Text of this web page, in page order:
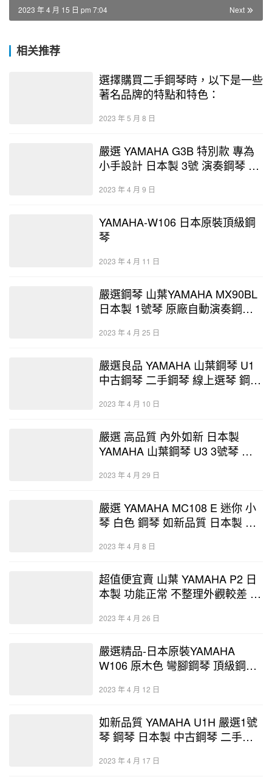
Next
2023 年 4 月 15 日 pm 7:04
相关推荐
選擇購買二手鋼琴時，以下是一些
著名品牌的特點和特色：
2023 年 5 月 8 日
嚴選 YAMAHA G3B 特別款 專為
小手設計 日本製 3號 演奏鋼琴 中
2023 年 4 月 9 日
YAMAHA-W106 日本原裝頂級鋼
琴
2023 年 4 月 11 日
嚴選鋼琴 山葉YAMAHA MX90BL
日本製 1號琴 原廠自動演奏鋼琴
網
2023 年 4 月 25 日
嚴選良品 YAMAHA 山葉鋼琴 U1
中古鋼琴 二手鋼琴 線上選琴 鋼琴
2023 年 4 月 10 日
嚴選 高品質 內外如新 日本製
YAMAHA 山葉鋼琴 U3 3號琴 二
店
2023 年 4 月 29 日
嚴選 YAMAHA MC108 E 迷你 小
琴 白色 鋼琴 如新品質 日本製 中
2023 年 4 月 8 日
超值便宜賣 山葉 YAMAHA P2 日
本製 功能正常 不整理外觀較差 僅
琴網
2023 年 4 月 26 日
嚴選精品-日本原裝YAMAHA
W106 原木色 彎腳鋼琴 頂級鋼琴
選琴網 保
2023 年 4 月 12 日
如新品質 YAMAHA U1H 嚴選1號
琴 鋼琴 日本製 中古鋼琴 二手鋼
中心
2023 年 4 月 17 日